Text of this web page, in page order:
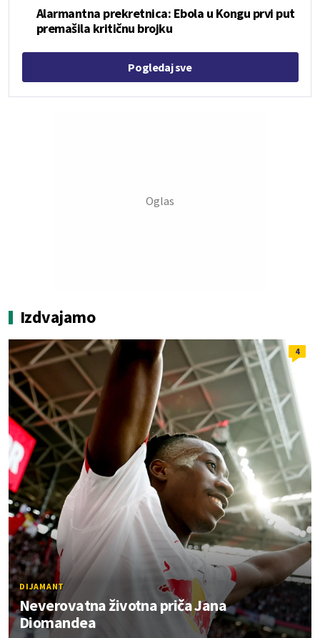
Alarmantna prekretnica: Ebola u Kongu prvi put
premašila kritičnu brojku
Pogledaj sve
Izdvajamo
4
DIJAMANT
Neverovatna životna priča Jana
Diomandea